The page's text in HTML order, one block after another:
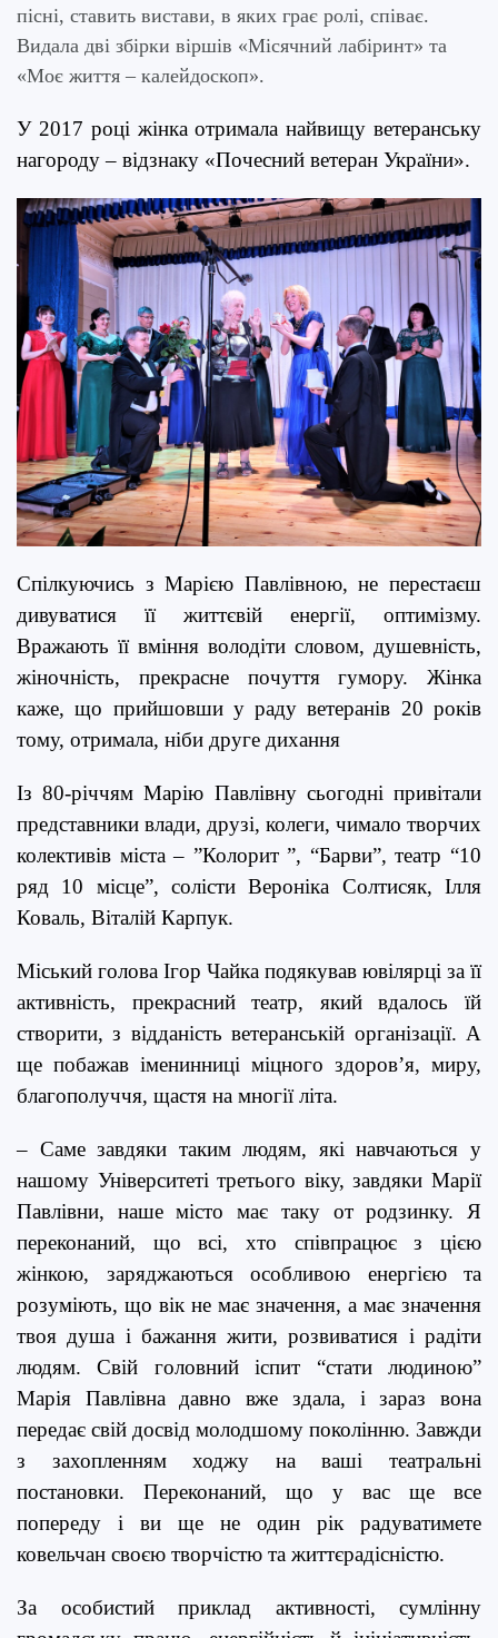
пісні, ставить вистави, в яких грає ролі, співає.
Видала дві збірки віршів «Місячний лабіринт» та
«Моє життя – калейдоскоп».
У 2017 році жінка отримала найвищу ветеранську
нагороду – відзнаку «Почесний ветеран України».
Спілкуючись з Марією Павлівною, не перестаєш
дивуватися її життєвій енергії, оптимізму.
Вражають її вміння володіти словом, душевність,
жіночність, прекрасне почуття гумору. Жінка
каже, що прийшовши у раду ветеранів 20 років
тому, отримала, ніби друге дихання
Із 80-річчям Марію Павлівну сьогодні привітали
представники влади, друзі, колеги, чимало творчих
колективів міста – ”Колорит”, “Барви”, театр “10
ряд 10 місце”, солістиВероніка Солтисяк, Ілля
Коваль, Віталій Карпук.
Міський голова Ігор Чайка подякував ювілярці за її
активність, прекрасний театр, який вдалось їй
створити, з відданість ветеранській організації. А
ще побажав іменинниці міцного здоров’я, миру,
благополуччя, щастя на многії літа.
– Саме завдяки таким людям, які навчаються у
нашому Університеті третього віку, завдяки Марії
Павлівни, наше місто має таку от родзинку. Я
переконаний, що всі, хто співпрацює з цією
жінкою, заряджаються особливою енергією та
розуміють, що вік не має значення, а має значення
твоя душа і бажання жити, розвиватися і радіти
людям. Свій головний іспит “стати людиною”
Марія Павлівна давно вже здала, і зараз вона
передає свій досвід молодшому поколінню. Завжди
з захопленням ходжу на ваші театральні
постановки. Переконаний, що у вас ще все
попереду і ви ще не один рік радуватимете
ковельчан своєю творчістю та життєрадісністю.
За особистий приклад активності, сумлінну